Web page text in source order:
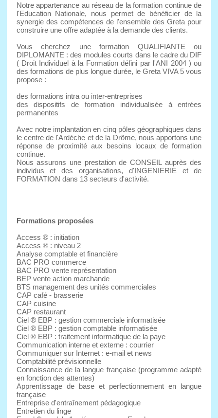
Notre appartenance au réseau de la formation continue de
l'Education Nationale, nous permet de bénéficier de la
synergie des compétences de l'ensemble des Greta pour
construire une offre adaptée à la demande des clients.
Vous cherchez une formation QUALIFIANTE ou
DIPLOMANTE : des modules courts dans le cadre du DIF
( Droit Individuel à la Formation défini par l'ANI 2004 ) ou
des formations de plus longue durée, le Greta VIVA 5 vous
propose :
des formations intra ou inter-entreprises
des dispositifs de formation individualisée à entrées
permanentes
Avec notre implantation en cinq pôles géographiques dans
le centre de l'Ardèche et de la Drôme, nous apportons une
réponse de proximité aux besoins locaux de formation
continue.
Nous assurons une prestation de CONSEIL auprès des
individus et des organisations, d'INGENIERIE et de
FORMATION dans 13 secteurs d'activité.
Formations proposées
Access ® : initiation
Access ® : niveau 2
Analyse comptable et financière
BAC PRO commerce
BAC PRO vente représentation
BEP vente action marchande
BTS management des unités commerciales
CAP café - brasserie
CAP cuisine
CAP restaurant
Ciel ® EBP : gestion commerciale informatisée
Ciel ® EBP : gestion comptable informatisée
Ciel ® EBP : traitement informatique de la paye
Communication interne et externe : courrier
Communiquer sur Internet : e-mail et news
Comptabilité prévisionnelle
Connaissance de la langue française (programme adapté
en fonction des attentes)
Apprentissage de base et perfectionnement en langue
française
Entreprise d'entraînement pédagogique
Entretien du linge